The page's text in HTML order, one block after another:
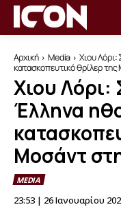
Αρχική Media
Χιου Λόρι:
κατασκοπευτικό θρίλερ της
Χιου Λόρι:
Έλληνα
Μοσάντ
MEDIA
23:53 | 26 Ιανουαρίου